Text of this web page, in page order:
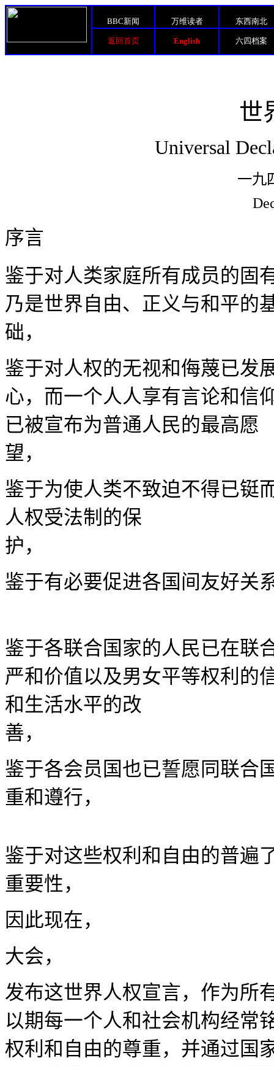
BBC新闻 万维读者 东西南北
返回首页 English 六四档案
世
Universal
一九
序
鉴于对人类家庭所有成员的固
乃是世界自由、正义与和平的
础
鉴于对人权的无视和侮蔑已发
心，而一个人人享有言论和信
已被宣布为普通人民的最高愿
鉴于为使人类不致迫不得已铤
人权受法制的保
鉴于有必要促进各国间友
鉴于各联合国家的人民已在联
严和价值以及男女平等权利的
和生活水平的改
鉴于各会员国也已誓愿同联合
重和遵行，
鉴于对这些权利和自由的普遍
重
因此现
大会，
发布这世界人权宣言，作为所
以期每一个人和社会机构经常
权利和自由的尊重，并通过国